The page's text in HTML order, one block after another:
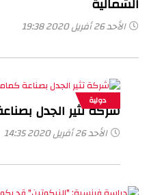
الأحد 26 أفريل 2020 19:38
دولية
شركة تثير الجدل
الأحد 26 أفريل 2020 14:35